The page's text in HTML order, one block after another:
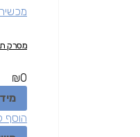
מסרק
₪0
הוסף